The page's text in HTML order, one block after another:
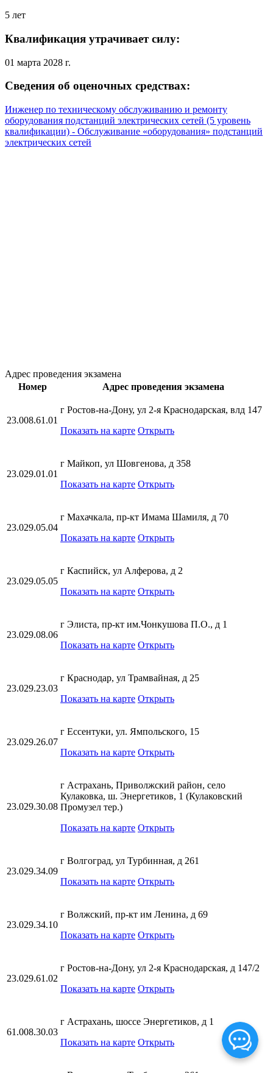
5 лет
Квалификация утрачивает силу:
01 марта 2028 г.
Сведения об оценочных средствах:
Инженер по техническому обслуживанию и ремонту
оборудования подстанций электрических сетей (5 уровень
квалификации) - Обслуживание «оборудования» подстанций
электрических сетей
Адрес проведения экзамена
Номер
Адрес проведения экзамена
23.008.61.01
г Ростов-на-Дону, ул 2-я Краснодарская, влд 147
Показать на карте Открыть
23.029.01.01
г Майкоп, ул Шовгенова, д 358
Показать на карте Открыть
23.029.05.04
г Махачкала, пр-кт Имама Шамиля, д 70
Показать на карте Открыть
23.029.05.05
г Каспийск, ул Алферова, д 2
Показать на карте Открыть
23.029.08.06
г Элиста, пр-кт им.Чонкушова П.О., д 1
Показать на карте Открыть
23.029.23.03
г Краснодар, ул Трамвайная, д 25
Показать на карте Открыть
23.029.26.07
г Ессентуки, ул. Ямпольского, 15
Показать на карте Открыть
23.029.30.08
г Астрахань, Приволжский район, село
Кулаковка, ш. Энергетиков, 1 (Кулаковский
Промузел тер.)
Показать на карте Открыть
23.029.34.09
г Волгоград, ул Турбинная, д 261
Показать на карте Открыть
23.029.34.10
г Волжский, пр-кт им Ленина, д 69
Показать на карте Открыть
23.029.61.02
г Ростов-на-Дону, ул 2-я Краснодарская, д 147/2
Показать на карте Открыть
61.008.30.03
г Астрахань, шоссе Энергетиков, д 1
Показать на карте Открыть